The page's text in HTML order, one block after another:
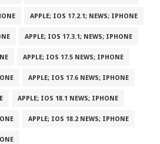
APPLE; IOS 17.2.1; NEWS; IPHONE
APPLE; IOS 17.3.1; NEWS; IPHONE
APPLE; IOS 17.5 NEWS; IPHONE
APPLE; IOS 17.6 NEWS; IPHONE
APPLE; IOS 18.1 NEWS; IPHONE
APPLE; IOS 18.2 NEWS; IPHONE